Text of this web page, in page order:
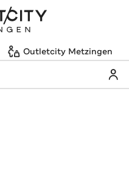
Outletcity Metzingen